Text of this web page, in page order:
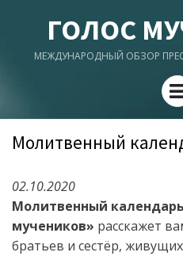
ГОЛОС
МЕЖДУНАРОДНЫЙ ОБЗОР
Молитвенный
02.10.2020
Молитвенный
мучеников» расскажет
братьев и сестёр,